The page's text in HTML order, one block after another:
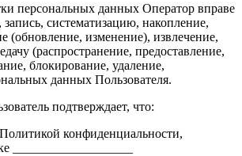
персональных данных Оператор вправе
запись, систематизацию, накопление,
(обновление, изменение), извлечение,
(распространение, предоставление,
блокирование, удаление,
данных Пользователя.
подтверждает, что:
конфиденциальности,
___________________